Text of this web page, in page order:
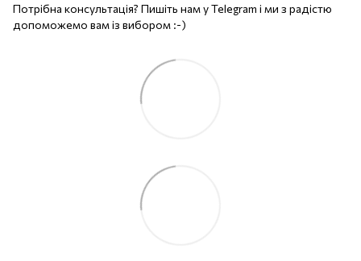
Потрібна консультація? Пишіть нам у Telegram і ми з радістю
допоможемо вам із вибором :-)